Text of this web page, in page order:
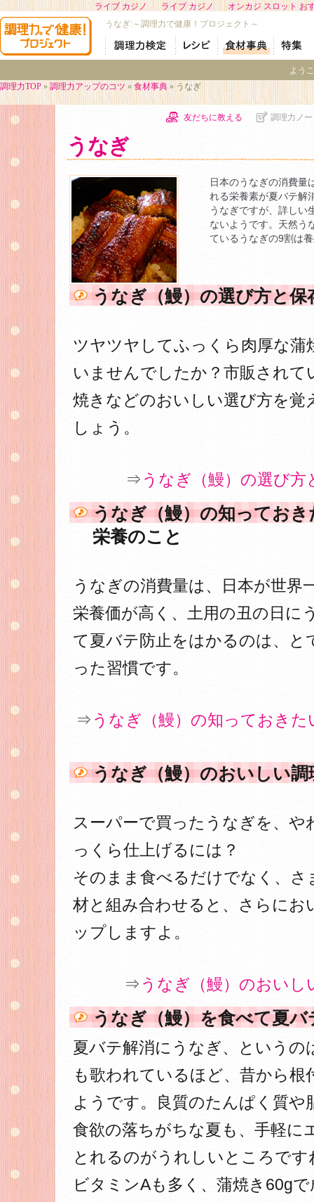
ライブ カジノ ライブ カジノ
オンカジ スロット お
うなぎ:～調理力で健康！プロジェクト～
よう
調理力TOP » 調理力アップのコツ » 食材事典 » うなぎ
友だちに教える 調理力ノ
うなぎ
日本のうなぎの消費量
れる栄養素が夏バテ解
うなぎですが、詳しい
ないようです。天然う
ているうなぎの9割は
うなぎ（鰻）の選び方と保
ツヤツヤしてふっくら肉厚な蒲
いませんでしたか？市販されて
焼きなどのおいしい選び方を覚
しょう。
⇒ うなぎ（鰻）の選び方
うなぎ（鰻）の知っておき
栄養のこと
うなぎの消費量は、日本が世界
栄養価が高く、土用の丑の日に
て夏バテ防止をはかるのは、と
った習慣です。
⇒ うなぎ（鰻）の知っておきた
うなぎ（鰻）のおいしい調
スーパーで買ったうなぎを、や
っくら仕上げるには？
そのまま食べるだけでなく、さ
材と組み合わせると、さらにお
ップしますよ。
⇒ うなぎ（鰻）のおいし
うなぎ（鰻）を食べて夏バ
夏バテ解消にうなぎ、というの
も歌われているほど、昔から根
ようです。良質のたんぱく質や
食欲の落ちがちな夏も、手軽に
とれるのがうれしいところです
ビタミンAも多く、蒲焼き60g